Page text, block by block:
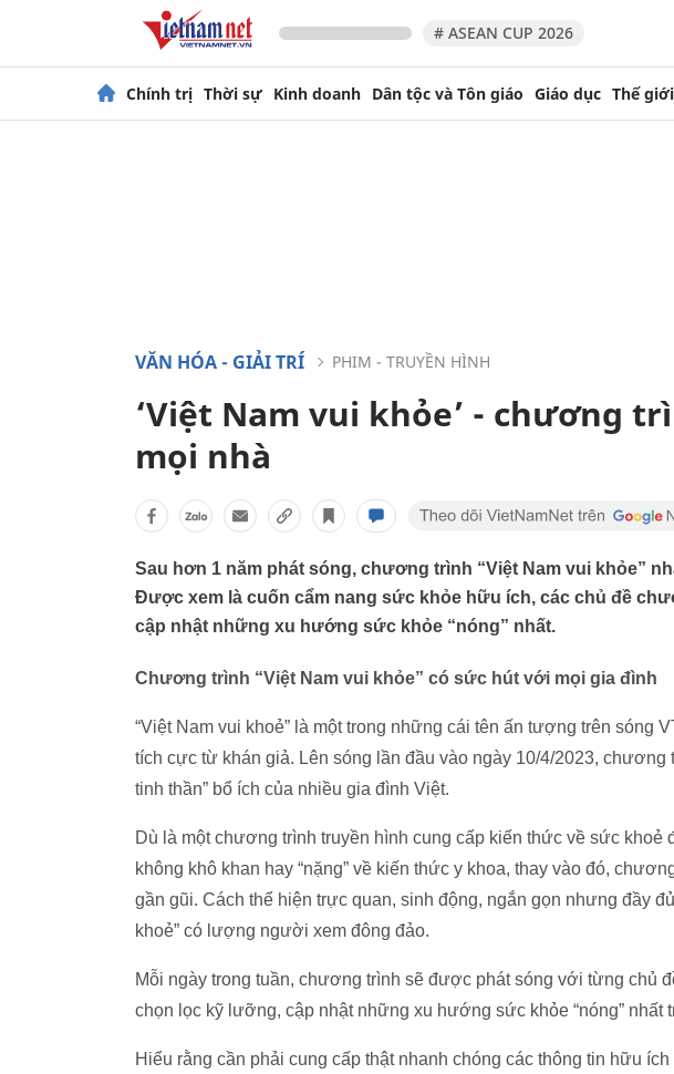
# ASEAN CUP 2026
Chính trị Thời sự Kinh doanh Dân tộc và Tôn giáo Giáo dục Thế giới
VĂN HÓA - GIẢI TRÍ PHIM - TRUYỀN HÌNH
‘Việt Nam vui khỏe’ - chương
mọi nhà
Sau hơn 1 năm phát sóng, chương trình “Việt Nam vui khỏe”
Được xem là cuốn cẩm nang sức khỏe hữu ích, các chủ đề
cập nhật những xu hướng sức khỏe “nóng” nhất.
Chương trình “Việt Nam vui khỏe” có sức hút với mọi gia đình
“Việt Nam vui khoẻ” là một trong những cái tên ấn tượng trên sóng
tích cực từ khán giả. Lên sóng lần đầu vào ngày 10/4/2023, chương
tinh thần” bổ ích của nhiều gia đình Việt.
Dù là một chương trình truyền hình cung cấp kiến thức về sức khoẻ
không khô khan hay “nặng” về kiến thức y khoa, thay vào đó,
gần gũi. Cách thể hiện trực quan, sinh động, ngắn gọn nhưng đầy
khoẻ” có lượng người xem đông đảo.
Mỗi ngày trong tuần, chương trình sẽ được phát sóng với từng chủ
chọn lọc kỹ lưỡng, cập nhật những xu hướng sức khỏe “nóng” nhất
Hiểu rằng cần phải cung cấp thật nhanh chóng các thông tin hữu